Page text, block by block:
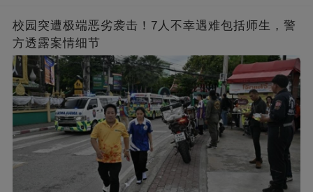
校园突遭极端恶劣袭击！7人不幸遇难包括师生，警
方透露案情细节